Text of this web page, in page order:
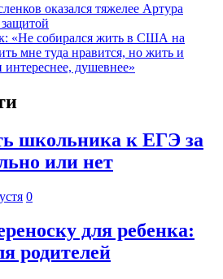
оказался тяжелее Артура
«Не собирался жить в США на
мне туда нравится, но жить и
интереснее, душевнее»
школьника к ЕГЭ за
или нет
0
для ребенка:
родителей